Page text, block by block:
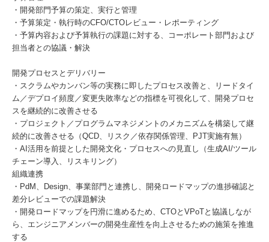
・開発部門予算の策定、実行と管理
・予算策定・執行時のCFO/CTOレビュー・レポーティング
・予算内容および予算執行の課題に対する、コーポレート部門および
担当者との協議・解決
開発プロセスとデリバリー
・スクラムやカンバン等の実務に即したプロセス改善と、リードタイ
ム／デプロイ頻度／変更失敗率などの指標を可視化して、開発プロセ
スを継続的に改善させる
・プロジェクト／プログラムマネジメントのメカニズムを構築して継
続的に改善させる（QCD、リスク／依存関係管理、PJT実施有無）
・AI活用を前提とした開発文化・プロセスへの見直し（生成AI/ツール
チェーン導入、リスキリング）
組織連携
・PdM、Design、事業部門と連携し、開発ロードマップの進捗確認と
差分レビューでの課題解決
・開発ロードマップを円滑に進めるため、CTOとVPoTと協議しなが
ら、エンジニアメンバーの開発生産性を向上させるための施策を推進
する